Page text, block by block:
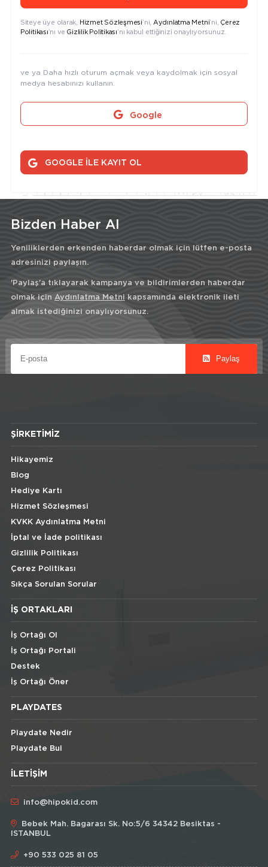
Siteye üye olarak, Hizmet Sözleşmesi’ni, Aydınlatma Metni’ni, Çerez
Politikası’nı ve Gizlilik Politikası’nı kabul ettiğinizi onaylıyorsunuz.
ve ya Daha hızlı oturum açmak veya kaydolmak için sosyal
medya hesabınızı kullanın.
Google
GOOGLE İLE KAYIT OL
Bizden Haber Al
Yeniliklerden erkenden haberdar olmak için lütfen e-posta
adresinizi paylaşın.
'Paylaş'a tıklayarak kampanya ve bildirimlerden haberdar
olmak için Aydınlatma Metni kapsamında elektronik ileti
almak istediğinizi onaylıyorsunuz.
Paylaş
ŞIRKETIMIZ
Hikayemiz
Blog
Hediye Kartı
Hizmet Sözleşmesi
KVKK Aydınlatma Metni
İptal ve İade politikası
Gizlilik Politikası
Çerez Politikası
Sıkça Sorulan Sorular
İŞ ORTAKLARI
İş Ortağı Ol
İş Ortağı Portali
Destek
İş Ortağı Öner
PLAYDATES
Playdate Nedir
Playdate Bul
İLETIŞIM
info@hipokid.com
Bebek Mah. Bagarası Sk. No:5/6 34342 Besiktas -
ISTANBUL
+90 533 025 81 05